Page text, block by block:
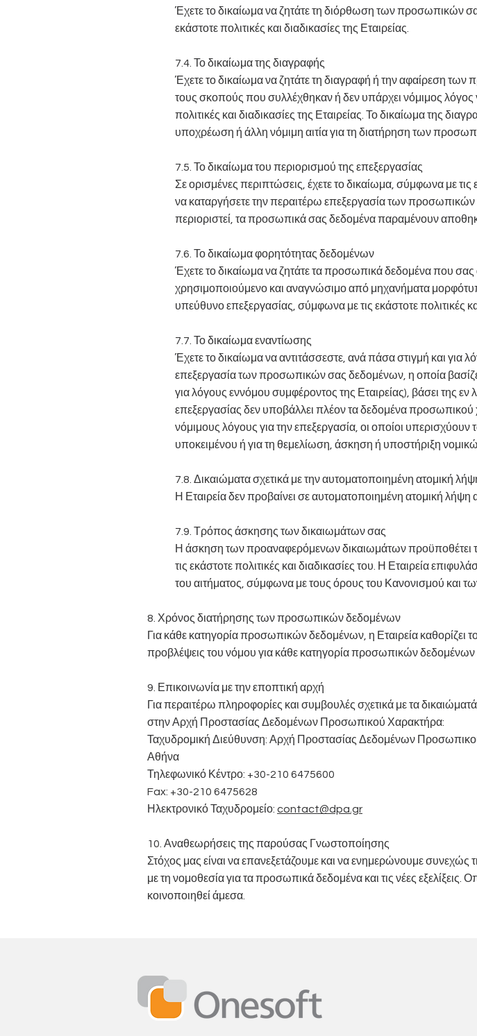
Έχετε το δικαίωμα να ζητάτε τη διόρθωση των προσωπικών
εκάστοτε πολιτικές και διαδικασίες της Εταιρείας.
7.4. Το δικαίωμα της διαγραφής
Έχετε το δικαίωμα να ζητάτε τη διαγραφή ή την αφαίρεση
τους σκοπούς που συλλέχθηκαν ή δεν υπάρχει νόμιμος λόγος
πολιτικές και διαδικασίες της Εταιρείας. Το δικαίωμα της
υποχρέωση ή άλλη νόμιμη αιτία για τη διατήρηση των
7.5. Το δικαίωμα του περιορισμού της επεξεργασίας
Σε ορισμένες περιπτώσεις, έχετε το δικαίωμα, σύμφωνα με τις
να καταργήσετε την περαιτέρω επεξεργασία των
περιοριστεί, τα προσωπικά σας δεδομένα παραμένουν
7.6. Το δικαίωμα φορητότητας δεδομένων
Έχετε το δικαίωμα να ζητάτε τα προσωπικά δεδομένα που
χρησιμοποιούμενο και αναγνώσιμο από μηχανήματα
υπεύθυνο επεξεργασίας, σύμφωνα με τις εκάστοτε πολιτικές
7.7. Το δικαίωμα εναντίωσης
Έχετε το δικαίωμα να αντιτάσσεστε, ανά πάσα στιγμή και για
επεξεργασία των προσωπικών σας δεδομένων, η οποία
για λόγους εννόμου συμφέροντος της Εταιρείας), βάσει της
επεξεργασίας δεν υποβάλλει πλέον τα δεδομένα προσωπικού
νόμιμους λόγους για την επεξεργασία, οι οποίοι
υποκειμένου ή για τη θεμελίωση, άσκηση ή υποστήριξη
7.8. Δικαιώματα σχετικά με την αυτοματοποιημένη ατομική
Η Εταιρεία δεν προβαίνει σε αυτοματοποιημένη ατομική
7.9. Τρόπος άσκησης των δικαιωμάτων σας
Η άσκηση των προαναφερόμενων δικαιωμάτων προϋποθέτει
τις εκάστοτε πολιτικές και διαδικασίες του. Η Εταιρεία
του αιτήματος, σύμφωνα με τους όρους του Κανονισμού και
8. Χρόνος διατήρησης των προσωπικών δεδομένων
Για κάθε κατηγορία προσωπικών δεδομένων, η Εταιρεία
προβλέψεις του νόμου για κάθε κατηγορία προσωπικών δεδομένων
9. Επικοινωνία με την εποπτική αρχή
Για περαιτέρω πληροφορίες και συμβουλές σχετικά με τα
στην Αρχή Προστασίας Δεδομένων Προσωπικού Χαρακτήρα:
Ταχυδρομική Διεύθυνση: Αρχή Προστασίας Δεδομένων
Αθήνα
Τηλεφωνικό Κέντρο: +30-210 6475600
Fax: +30-210 6475628
Ηλεκτρονικό Ταχυδρομείο: contact@dpa.gr
10. Αναθεωρήσεις της παρούσας Γνωστοποίησης
Στόχος μας είναι να επανεξετάζουμε και να ενημερώνουμε
με τη νομοθεσία για τα προσωπικά δεδομένα και τις νέες
κοινοποιηθεί άμεσα.